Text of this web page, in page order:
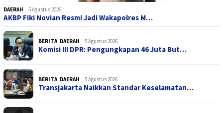
DAERAH 5 Agustus 2026
AKBP Fiki Novian Resmi Jadi Wakapolres M…
BERITA, DAERAH 5 Agustus 2026
Komisi III DPR: Pengungkapan 46 Juta But…
BERITA, DAERAH 5 Agustus 2026
Transjakarta Naikkan Standar Keselamatan…